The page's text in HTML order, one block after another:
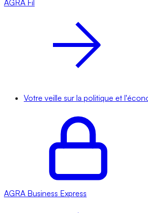
AGRA Fil
Votre veille sur la politique et
AGRA Business Express